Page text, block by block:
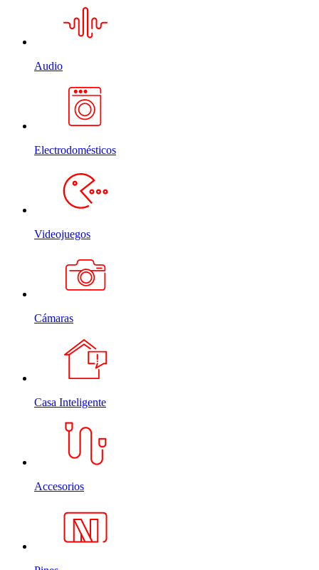
Audio
Electrodomésticos
Videojuegos
Cámaras
Casa Inteligente
Accesorios